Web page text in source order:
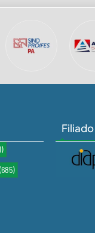
(685)
Filiado